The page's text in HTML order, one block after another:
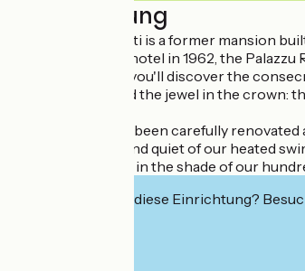
Beschreibung
Hôtel Mare e Monti is a former mansion
Converted into a hotel in 1962, the
On the first floor, you'll discover the
Upstairs you'll find the jewel in the crown:
All 18 rooms have been carefully
Enjoy the peace and quiet of our heated
You can also relax in the shade of our
Interessiert Sie diese Einrichtung?